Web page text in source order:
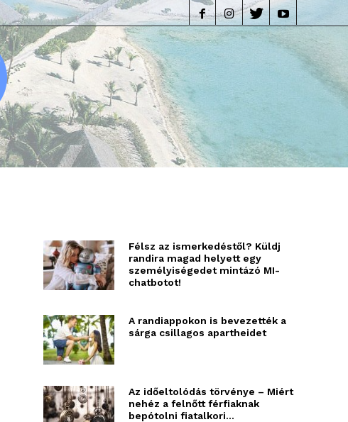
Revolife
Félsz az ismerkedéstől? Küldj
randira magad helyett egy
személyiségedet mintázó MI-
chatbotot!
A randiappokon is bevezették a
sárga csillagos apartheidet
Az időeltolódás törvénye – Miért
nehéz a felnőtt férfiaknak
bepótolni fiatalkori...